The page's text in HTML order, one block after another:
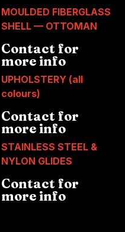
MOULDED FIBERGLASS
SHELL — OTTOMAN
Contact for
more info
UPHOLSTERY (all
colours)
Contact for
more info
STAINLESS STEEL &
NYLON GLIDES
Contact for
more info